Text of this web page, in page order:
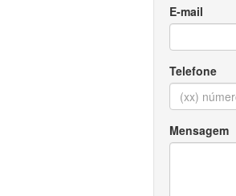
E-mail
Telefone
Mensagem